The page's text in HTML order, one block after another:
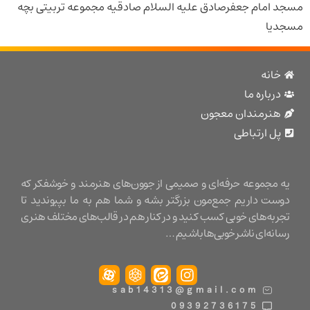
جعفرصادق علیه السلام صادقیه مجموعه تربیتی بچه
ما
معجون
ارتباطی
حرفه‌ای و صمیمی از جوون‌های هنرمند و خوشفکر که
داریم جمع‌مون بزرگتر بشه و شما هم به ما بپیوندید تا
خوبی کسب کنید و در کنار هم در قالب‌های مختلف هنری
ناشر خوبی‌ها باشیم …
sab14313@gmail.com
09392736175